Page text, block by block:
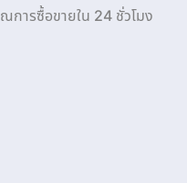
การซื้อขายใน 24 ชั่วโมง